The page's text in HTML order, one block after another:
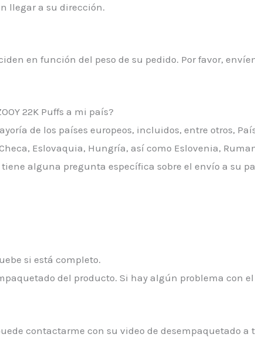
llegar a su dirección.
en función del peso de su pedido. Por favor,
22K Puffs a mi país?
de los países europeos, incluidos, entre otros,
Eslovaquia, Hungría, así como Eslovenia,
alguna pregunta específica sobre el envío a su
si está completo.
del producto. Si hay algún problema con
contactarme con su video de desempaquetado a